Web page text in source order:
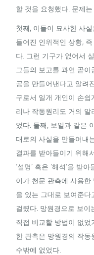
할 것을 요청했다. 문제
첫째, 이들이 묘사한 사
들어진 인위적인 상황,
다. 그런 기구가 없어서
그들의 보고를 과연 곧이
공을 만들어낸다고 알려
구로서 일개 개인이 손쉽
리나 작동원리도 거의
었다. 둘째, 보일과 같은
대로의 사실을 만들어내
결과를 받아들이기 위해
‘설명’ 혹은 ‘해석’을 받
이가 천문 관측에 사용
을 있는 그대로 보여준다
걸렸다. 망원경으로 보이
직접 비교할 방법이 없었
한 관측은 망원경의 작
수밖에 없었다.